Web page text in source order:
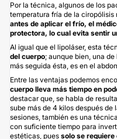
Por la técnica, algunos de los
temperatura fría de la ciropólisis
antes de aplicar el frío, el
protectora, lo cual evita sentir
Al igual que el lipoláser, esta
del cuerpo; aunque bien, una
más seguida ésta, es en el
Entre las ventajas podemos
cuerpo lleva más tiempo en
destacar que, se habla de
sube más de 4 kilos después
sesiones, también es una
con suficiente tiempo para
estéticas, pues solo se requiere